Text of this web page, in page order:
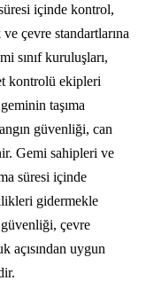
içinde kontrol,
çevre standartlarına
sınıf kuruluşları,
kontrolü ekipleri
taşıma
güvenliği, can
Gemi sahipleri ve
süresi içinde
gidermekle
çevre
açısından uygun